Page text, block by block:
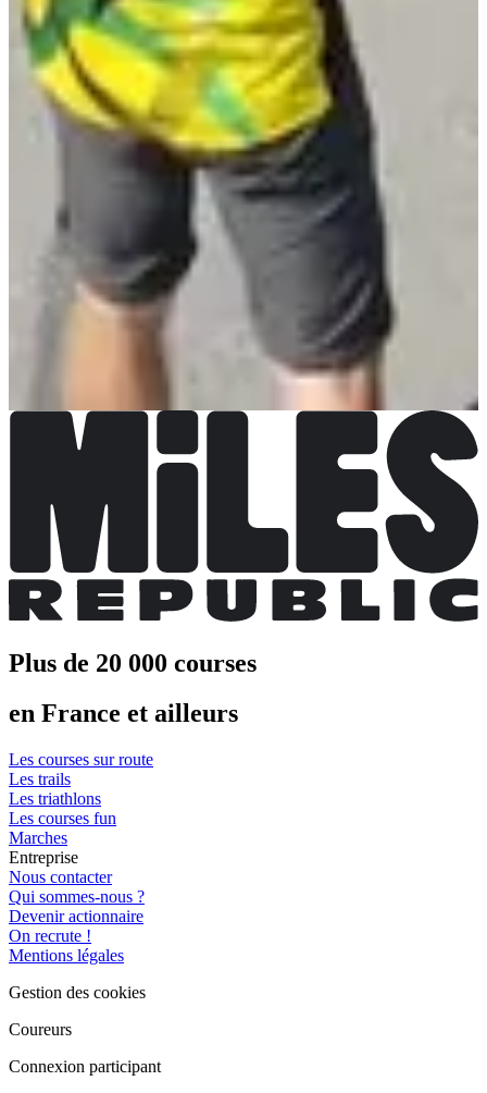
NANGY NATUREVoir le site web Voir la page Facebook
Chronométreur
ChronoTopVoir le site web
Choisir une Course
Plus d'info
Marche populaire (-10 ans)
Plus d'info
Plus d'info
Marche nordique chronométrée sans classement
Plus de 20 000 courses
en France et ailleurs
Les courses sur route
Les trails
Les triathlons
Les courses fun
Marches
Entreprise
Nous contacter
Qui sommes-nous ?
Devenir actionnaire
On recrute !
Mentions légales
Gestion des cookies
Coureurs
Connexion participant